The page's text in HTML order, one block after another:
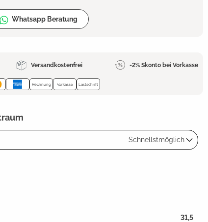
Whatsapp Beratung
Versandkostenfrei -2% Skonto bei Vorkasse
Rechnung Vorkasse Lastschrift
Schnellstmöglich
31,5